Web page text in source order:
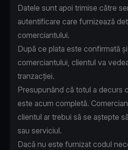
Datele sunt apoi trimise către
autentificare care furnizează
comerciantului.
După ce plata este confirmată
comerciantului, clientul va
tranzacției.
Presupunând că totul a decurs
este acum completă.
clientul ar trebui să se aștepte
sau serviciul.
Dacă nu este furnizat codul